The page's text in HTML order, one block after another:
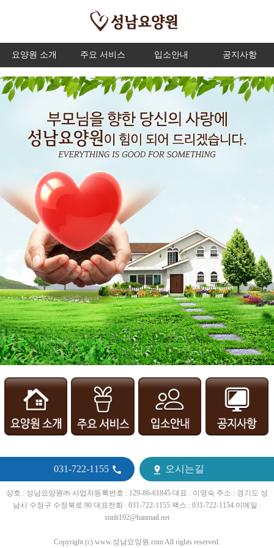
요양원 소개 주요 서비스 입소안내 공지사항
031-722-1155   오시는길
상호 : 성남요양원㈜ 사업자등록번호 : 129-86-61845 대표 : 이영숙 주소 : 경기도 성
남시 수정구 수정북로 90 대표전화 : 031-722-1155 팩스 : 031-722-1154 이메일 :
snnh192@hanmail.net
Copyright (c) www.성남요양원.com All rights reserved.